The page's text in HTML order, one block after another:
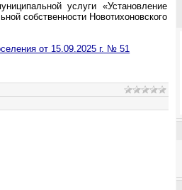
услуги «Установление
собственности Новотихоновского
от 15.09.2025 г. № 51